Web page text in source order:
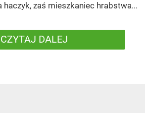
haczyk, zaś mieszkaniec hrabstwa...
CZYTAJ DALEJ